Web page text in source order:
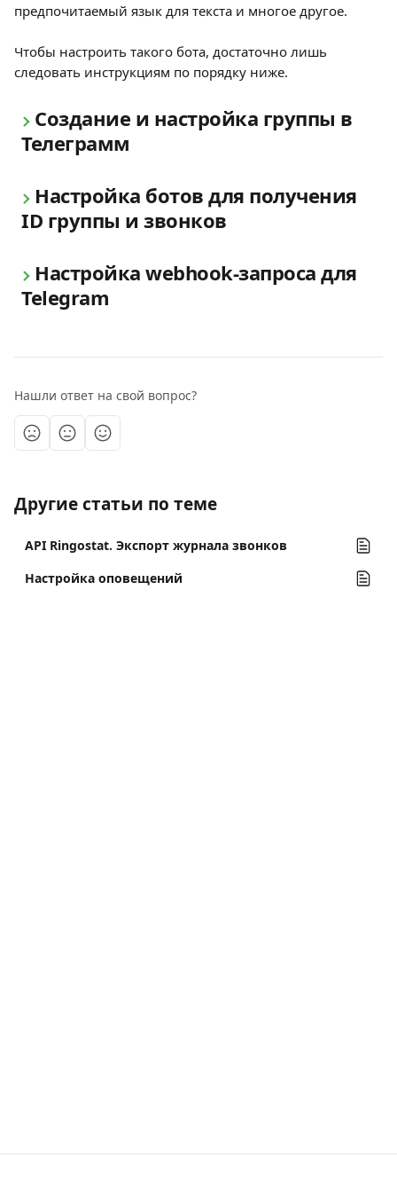
предпочитаемый язык для текста и многое другое.
Чтобы настроить такого бота, достаточно лишь
следовать инструкциям по порядку ниже.
Создание и настройка группы в
Телеграмм
Настройка ботов для получения
ID группы и звонков
Настройка webhook-запроса для
Telegram
Нашли ответ на свой вопрос?
Другие статьи по теме
API Ringostat. Экспорт журнала звонков
Настройка оповещений